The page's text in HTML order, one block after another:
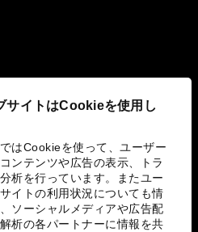
サイトはCookieを使用し
はCookieを使って、ユーザー
ンテンツや広告の表示、トラ
析を行っています。またユー
イトの利用状況についても情
ソーシャルメディアや広告配
析の各パートナーに情報を共
み